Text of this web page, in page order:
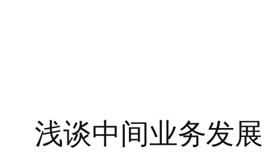
浅谈中间业务发展